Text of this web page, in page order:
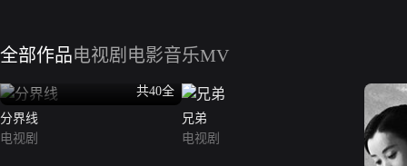
全部作品电视剧 电影音乐MV
共40全
分界线
电视剧
兄弟
电视剧